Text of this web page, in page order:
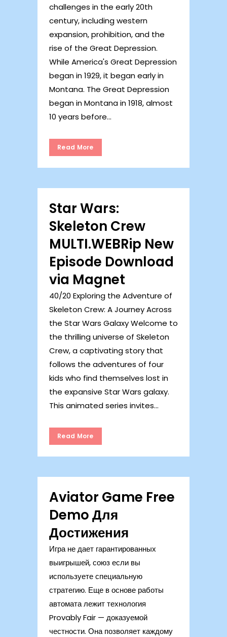
challenges in the early 20th
century, including western
expansion, prohibition, and the
rise of the Great Depression.
While America's Great Depression
began in 1929, it began early in
Montana. The Great Depression
began in Montana in 1918, almost
10 years before...
Read More
Star Wars:
Skeleton Crew
MULTI.WEBRip New
Episode Download
via Magnet
40/20 Exploring the Adventure of
Skeleton Crew: A Journey Across
the Star Wars Galaxy Welcome to
the thrilling universe of Skeleton
Crew, a captivating story that
follows the adventures of four
kids who find themselves lost in
the expansive Star Wars galaxy.
This animated series invites...
Read More
Aviator Game Free
Demo Для
Достижения
Игра не дает гарантированных
выигрышей, союз если вы
используете специальную
стратегию. Еще в основе работы
автомата лежит технология
Provably Fair — доказуемой
честности. Она позволяет каждому